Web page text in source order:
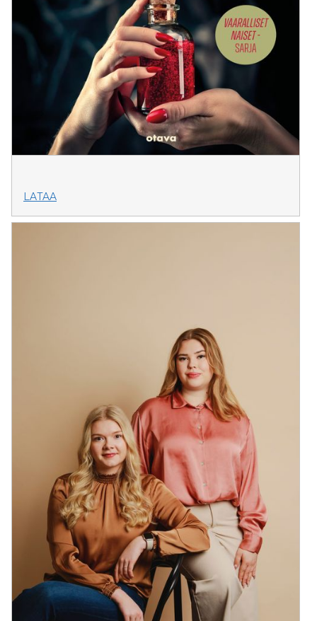
LATAA